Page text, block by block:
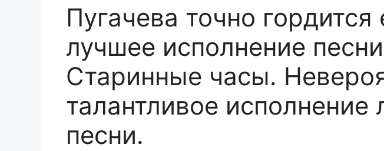
Пугачева точно гордится
лучшее исполнение песни
Старинные часы.
талантливое
песни.